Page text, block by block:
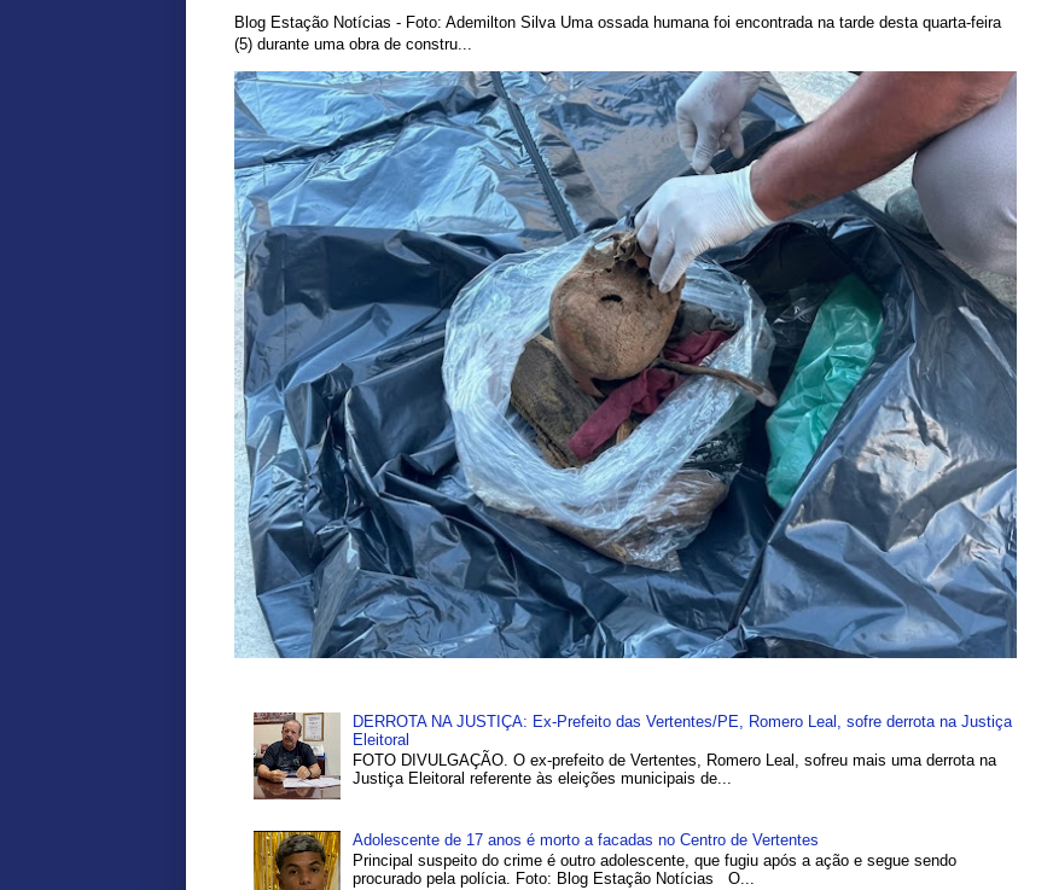
Blog Estação Notícias - Foto: Ademilton Silva Uma ossada humana foi encontrada na tarde desta quarta-feira
(5) durante uma obra de constru...
DERROTA NA JUSTIÇA: Ex-Prefeito das Vertentes/PE, Romero Leal, sofre derrota na Justiça
Eleitoral
FOTO DIVULGAÇÃO. O ex-prefeito de Vertentes, Romero Leal, sofreu mais uma derrota na
Justiça Eleitoral referente às eleições municipais de...
Adolescente de 17 anos é morto a facadas no Centro de Vertentes
Principal suspeito do crime é outro adolescente, que fugiu após a ação e segue sendo
procurado pela polícia. Foto: Blog Estação Notícias O...